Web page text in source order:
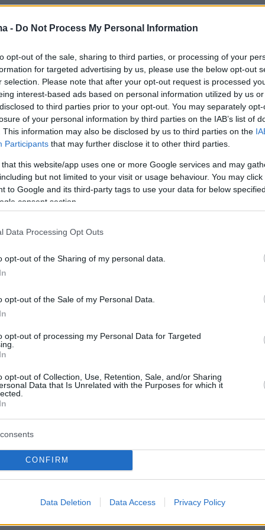
- Do Not Process My Personal Information
opt-out of the sale, sharing to third parties, or processing of your
for targeted advertising by us, please use the below opt-out
selection. Please note that after your opt-out request is processed
interest-based ads based on personal information utilized by us
to third parties prior to your opt-out. You may separately
of your personal information by third parties on the IAB’s list of
This information may also be disclosed by us to third parties on the
Participants that may further disclose it to other third parties.
that this website/app uses one or more Google services and may
but not limited to your visit or usage behaviour. You may
to Google and its third-party tags to use your data for below
consent section.
Data Processing Opt Outs
opt-out of the Sharing of my personal data.
opt-out of the Sale of my Personal Data.
opt-out of processing my Personal Data for Targeted
opt-out of Collection, Use, Retention, Sale, and/or Sharing
Data that Is Unrelated with the Purposes for which it
CONFIRM
Data Deletion Data Access Privacy Policy
Ειδήσειςαπό την Ελλάδα και τον Κόσμο, τη
στοProtothema.gr
ΕιδήσειςΔημοφιλή
Κολομβία πριν
του νέου
στη Λατινική
Σάαρ σε
στο
με την Γκοφ
το κρέας – 20
πρωτεΐνη
της ΔΕΗ στην
εκρήξεις και
«Χρυσά» θωρηκτά: Έως 275 δισ.
06.08.2026, 01:32
μαγειρεύεται το «τυρί σόγιας», η
αντιδράσεις: «Συγγνώμη για τα
Μαύρη Θάλασσα: Πλήγμα από
06.08.2026, 00:31
Πού διαφέρουν τα δύο αυτά ζώα